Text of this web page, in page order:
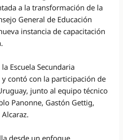
a la transformación de la
General de Educación
instancia de capacitación
Escuela Secundaria
contó con la participación de
junto al equipo técnico
Panonne, Gastón Gettig,
desde un enfoque